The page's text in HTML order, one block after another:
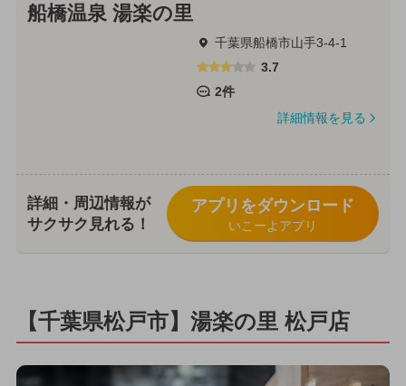
船橋温泉 湯楽の里
千葉県船橋市山手3-4-1
3.7
2件
詳細情報を見る
詳細・周辺情報が
サクサク見れる！
アプリをダウンロード
いこーよアプリ
【千葉県松戸市】湯楽の里 松戸店